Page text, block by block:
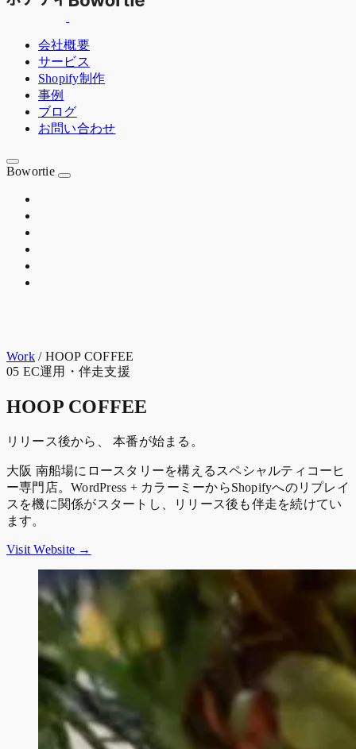
会社概要
サービス
Shopify制作
事例
ブログ
お問い合わせ
Bowortie
Work / HOOP COFFEE
05 EC運用・伴走支援
HOOP COFFEE
リリース後から、 本番が始まる。
大阪 南船場にロースタリーを構えるスペシャルティコーヒ
ー専門店。WordPress + カラーミーからShopifyへのリプレイ
スを機に関係がスタートし、リリース後も伴走を続けてい
ます。
Visit Website →